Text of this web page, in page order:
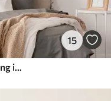
15
Ruhige Berglandschaft mit Spiegelung im Wasser